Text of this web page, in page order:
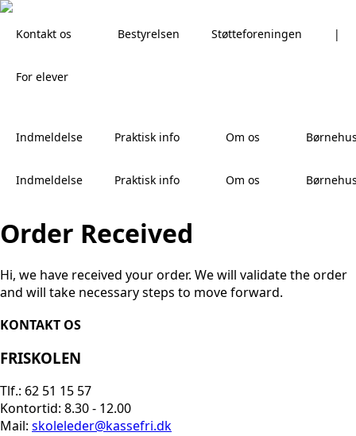
Kontakt os Bestyrelsen Støtteforeningen |
For elever
Indmeldelse Praktisk info Om os
Indmeldelse Praktisk info Om os
Order Received
Hi, we have received your order. We will validate the order
and will take necessary steps to move forward.
KONTAKT OS
FRISKOLEN
Tlf.: 62 51 15 57
Kontortid: 8.30 - 12.00
Mail: skoleleder@kassefri.dk